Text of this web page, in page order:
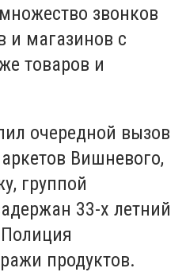
звонков
и магазинов с
товаров и
очередной вызов
Вишневого,
группой
33-х летний
продуктов.